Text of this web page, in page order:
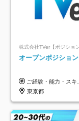
オープンポジション
ご経験・能力・スキル等により、当社基準にて優遇・相談のうえ決定いたします。
東京都